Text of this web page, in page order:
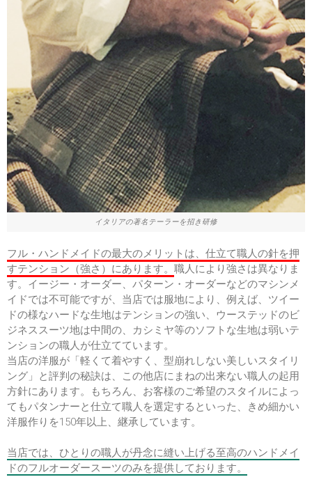
イタリアの著名テーラーを招き研修
フル・ハンドメイドの最大のメリットは、仕立て職人の針を押
すテンション（強さ）にあります。 職人により強さは異なりま
す。イージー・オーダー、パターン・オーダーなどのマシンメ
イドでは不可能ですが、当店では服地により、例えば、ツイー
ドの様なハードな生地はテンションの強い、ウーステッドのビ
ジネススーツ地は中間の、カシミヤ等のソフトな生地は弱いテ
ンションの職人が仕立てています。
当店の洋服が「軽くて着やすく、型崩れしない美しいスタイリ
ング」と評判の秘訣は、この他店にまねの出来ない職人の起用
方針にあります。もちろん、お客様のご希望のスタイルによっ
てもパタンナーと仕立て職人を選定するといった、きめ細かい
洋服作りを150年以上、継承しています。
当店では、ひとりの職人が丹念に縫い上げる至高のハンドメイ
ドのフルオーダースーツのみを提供しております。